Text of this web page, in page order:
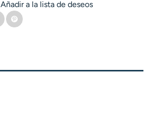
Añadir a la lista de deseos